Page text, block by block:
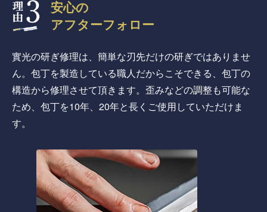
安心の
アフターフォロー
實光の研ぎ修理は、簡単な刃先だけの研ぎではありませ
ん。包丁を製造している職人だからこそできる、包丁の
構造から修理させて頂きます。歪みなどの調整も可能な
ため、包丁を10年、20年と長くご使用していただけま
す。